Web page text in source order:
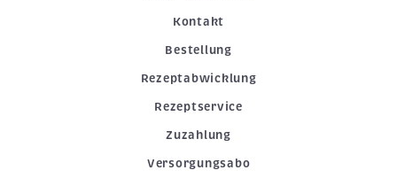
Kontakt
Bestellung
Rezeptabwicklung
Rezeptservice
Zuzahlung
Versorgungsabo